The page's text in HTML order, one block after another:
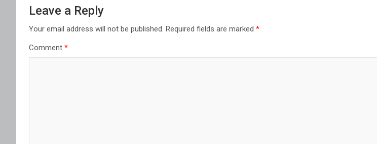
Leave a Reply
Your email address will not be published. Required fields are marked *
Comment *